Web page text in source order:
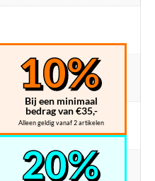
Bij een minimaal
bedrag van €35,-
Alleen geldig vanaf 2 artikelen